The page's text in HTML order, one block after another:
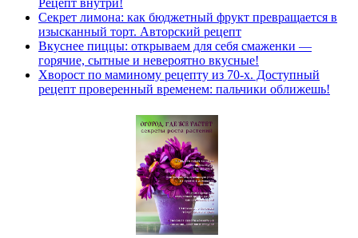
Рецепт внутри!
Секрет лимона: как бюджетный фрукт превращается в
изысканный торт. Авторский рецепт
Вкуснее пиццы: открываем для себя смаженки —
горячие, сытные и невероятно вкусные!
Хворост по маминому рецепту из 70-х. Доступный
рецепт проверенный временем: пальчики оближешь!